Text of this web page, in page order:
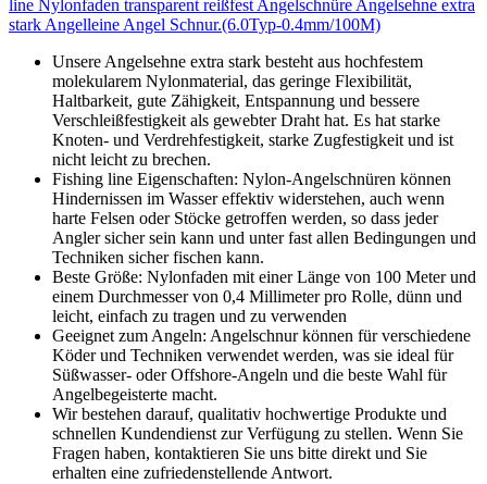
line Nylonfaden transparent reißfest Angelschnüre Angelsehne extra
stark Angelleine Angel Schnur.(6.0Typ-0.4mm/100M)
Unsere Angelsehne extra stark besteht aus hochfestem
molekularem Nylonmaterial, das geringe Flexibilität,
Haltbarkeit, gute Zähigkeit, Entspannung und bessere
Verschleißfestigkeit als gewebter Draht hat. Es hat starke
Knoten- und Verdrehfestigkeit, starke Zugfestigkeit und ist
nicht leicht zu brechen.
Fishing line Eigenschaften: Nylon-Angelschnüren können
Hindernissen im Wasser effektiv widerstehen, auch wenn
harte Felsen oder Stöcke getroffen werden, so dass jeder
Angler sicher sein kann und unter fast allen Bedingungen und
Techniken sicher fischen kann.
Beste Größe: Nylonfaden mit einer Länge von 100 Meter und
einem Durchmesser von 0,4 Millimeter pro Rolle, dünn und
leicht, einfach zu tragen und zu verwenden
Geeignet zum Angeln: Angelschnur können für verschiedene
Köder und Techniken verwendet werden, was sie ideal für
Süßwasser- oder Offshore-Angeln und die beste Wahl für
Angelbegeisterte macht.
Wir bestehen darauf, qualitativ hochwertige Produkte und
schnellen Kundendienst zur Verfügung zu stellen. Wenn Sie
Fragen haben, kontaktieren Sie uns bitte direkt und Sie
erhalten eine zufriedenstellende Antwort.